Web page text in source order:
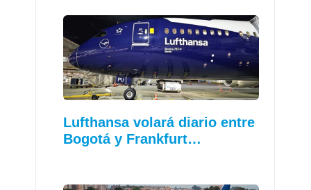
Lufthansa volará diario entre
Bogotá y Frankfurt…